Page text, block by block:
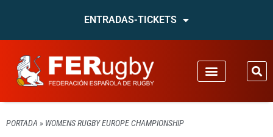
ENTRADAS-TICKETS
PORTADA » WOMENS RUGBY EUROPE CHAMPIONSHIP